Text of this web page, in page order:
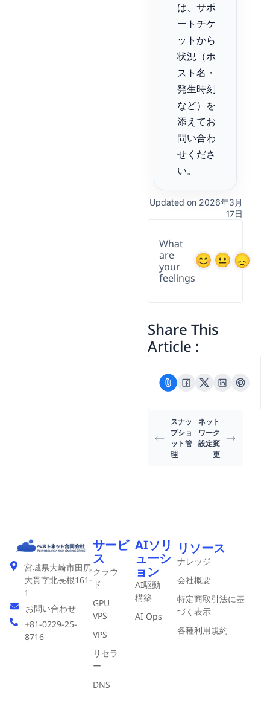
は、サポ
ートチケ
ットから
状況（ホ
スト名・
発生時刻
など）を
添えてお
問い合わ
せくださ
い。
Updated on 2026年3月
17日
What
are
your
feelings
Share This
Article :
スナッ
プショ
ット管
理
ネット
ワーク
設定変
更
宮城県大崎市田尻
大貫字北長根161-
1
お問い合わせ
+81-0229-25-
8716
サービ
ス
クラウ
ド
GPU
VPS
VPS
リセラ
ー
DNS
AIソリ
ューシ
ョン
AI駆動
構築
AI Ops
リソース
ナレッジ
会社概要
特定商取引法に基
づく表示
各種利用規約